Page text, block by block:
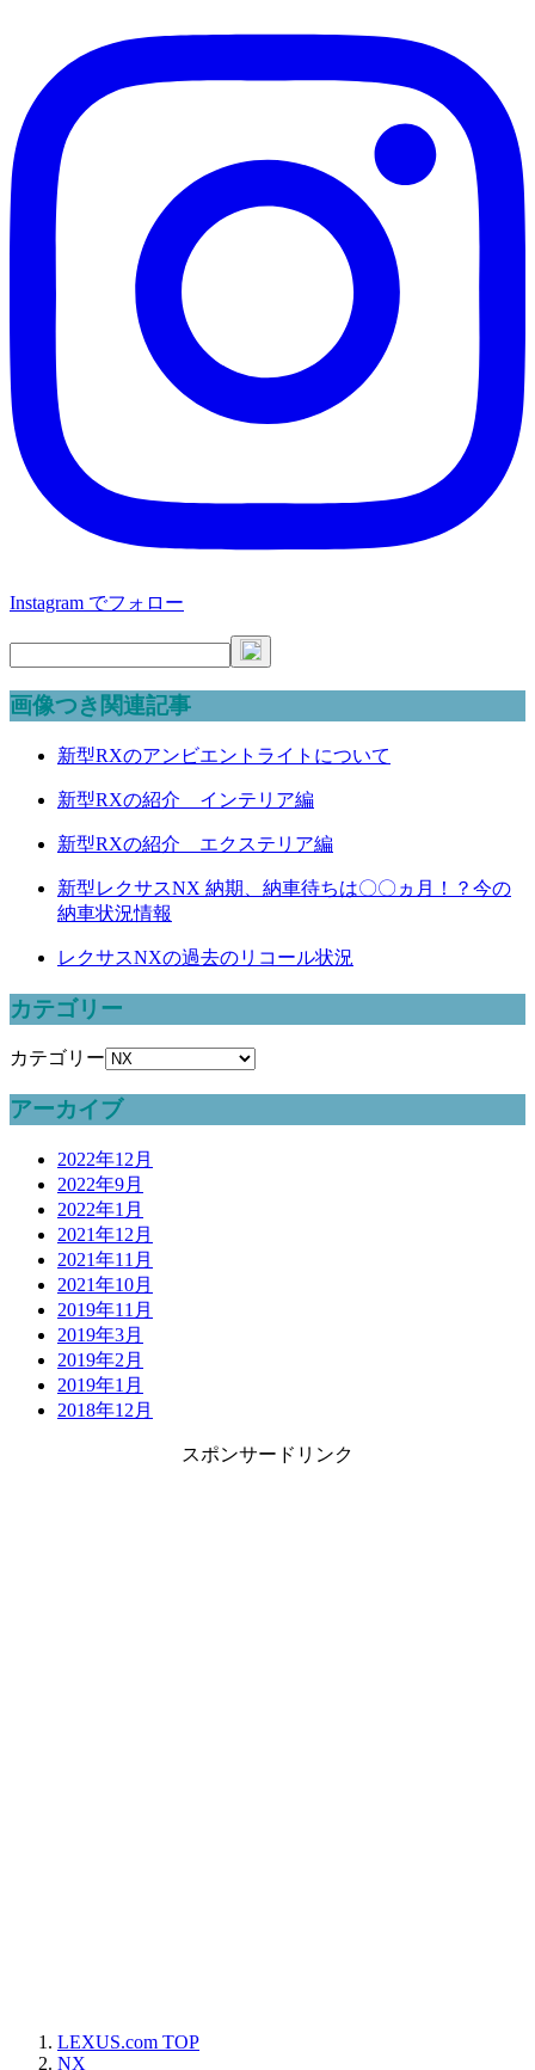
Instagram でフォロー
画像つき関連記事
新型RXのアンビエントライトについて
新型RXの紹介 インテリア編
新型RXの紹介 エクステリア編
新型レクサスNX 納期、納車待ちは〇〇ヵ月！？今の
納車状況情報
レクサスNXの過去のリコール状況
カテゴリー
カテゴリー
アーカイブ
2022年12月
2022年9月
2022年1月
2021年12月
2021年11月
2021年10月
2019年11月
2019年3月
2019年2月
2019年1月
2018年12月
スポンサードリンク
LEXUS.com TOP
NX